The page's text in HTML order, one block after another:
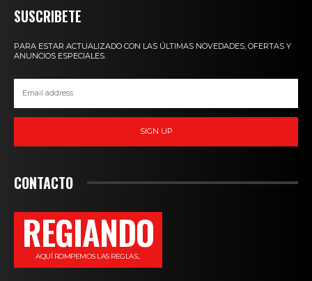
SUSCRIBETE
PARA ESTAR ACTUALIZADO CON LAS ÚLTIMAS NOVEDADES, OFERTAS Y
ANUNCIOS ESPECIALES.
SIGN UP
CONTACTO
REGIANDO
AQUÍ ROMPEMOS LAS REGLAS...